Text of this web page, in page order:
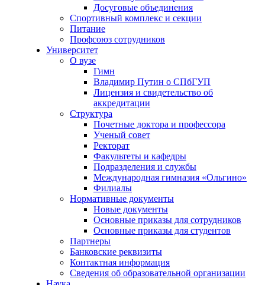
Досуговые объединения
Спортивный комплекс и секции
Питание
Профсоюз сотрудников
Университет
О вузе
Гимн
Владимир Путин о СПбГУП
Лицензия и свидетельство об
аккредитации
Структура
Почетные доктора и профессора
Ученый совет
Ректорат
Факультеты и кафедры
Подразделения и службы
Международная гимназия «Ольгино»
Филиалы
Нормативные документы
Новые документы
Основные приказы для сотрудников
Основные приказы для студентов
Партнеры
Банковские реквизиты
Контактная информация
Сведения об образовательной организации